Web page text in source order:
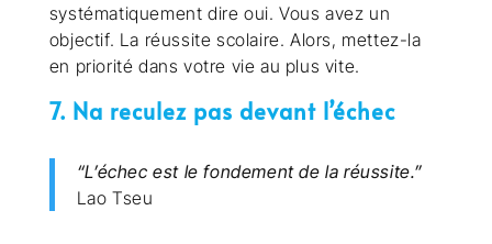
systématiquement dire oui. Vous avez un
objectif. La réussite scolaire. Alors, mettez-la
en priorité dans votre vie au plus vite.
7. Na reculez pas devant l’échec
“L’échec est le fondement de la réussite.”
Lao Tseu